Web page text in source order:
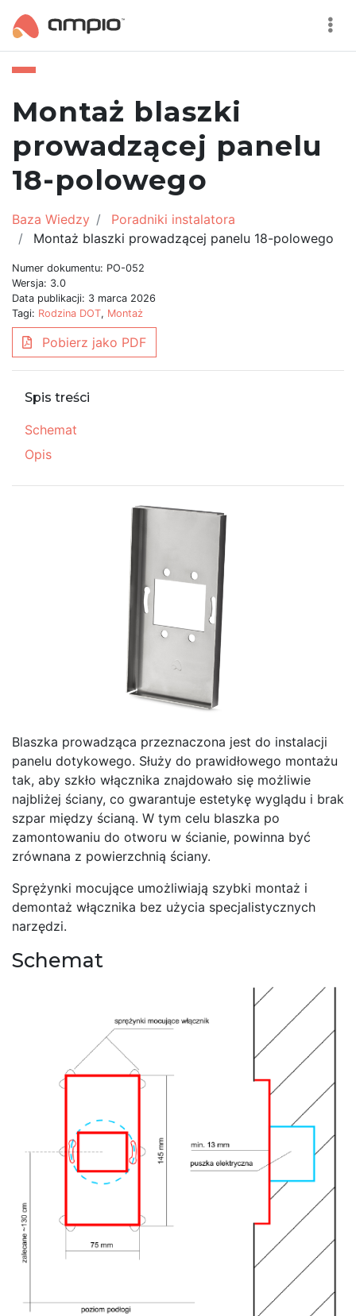
Montaż blaszki
prowadzącej panelu
18-polowego
Baza Wiedzy
Poradniki instalatora
Montaż blaszki prowadzącej panelu 18-polowego
Numer dokumentu: PO-052
Wersja: 3.0
Data publikacji: 3 marca 2026
Tagi: Rodzina DOT, Montaż
Pobierz jako PDF
Spis treści
Schemat
Opis
Blaszka prowadząca przeznaczona jest do instalacji
panelu dotykowego. Służy do prawidłowego montażu
tak, aby szkło włącznika znajdowało się możliwie
najbliżej ściany, co gwarantuje estetykę wyglądu i brak
szpar między ścianą. W tym celu blaszka po
zamontowaniu do otworu w ścianie, powinna być
zrównana z powierzchnią ściany.
Sprężynki mocujące umożliwiają szybki montaż i
demontaż włącznika bez użycia specjalistycznych
narzędzi.
Schemat